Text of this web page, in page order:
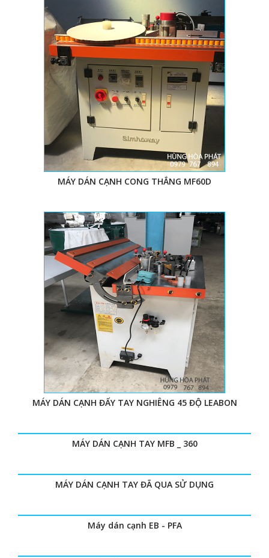
MÁY DÁN CẠNH CONG THẲNG MF60D
MÁY DÁN CẠNH ĐẨY TAY NGHIÊNG 45 ĐỘ LEABON
MÁY DÁN CẠNH TAY MFB _ 360
MÁY DÁN CẠNH TAY ĐÃ QUA SỬ DỤNG
Máy dán cạnh EB - PFA